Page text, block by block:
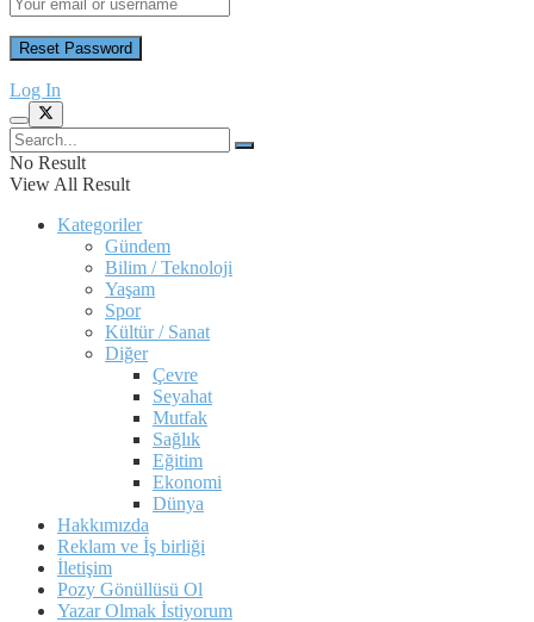
Log In
No Result
View All Result
Kategoriler
Gündem
Bilim / Teknoloji
Yaşam
Spor
Kültür / Sanat
Diğer
Çevre
Seyahat
Mutfak
Sağlık
Eğitim
Ekonomi
Dünya
Hakkımızda
Reklam ve İş birliği
İletişim
Pozy Gönüllüsü Ol
Yazar Olmak İstiyorum